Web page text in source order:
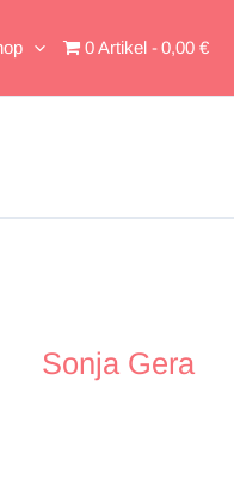
0 Artikel 0,00 €
Sonja Gera